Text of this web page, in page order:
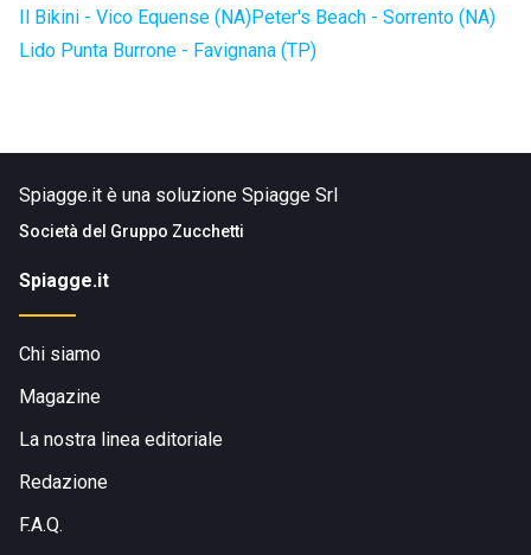
Il Bikini - Vico Equense (NA)Peter's Beach - Sorrento (NA)
Lido Punta Burrone - Favignana (TP)
Spiagge.it è una soluzione Spiagge Srl
Società del Gruppo Zucchetti
Spiagge.it
Chi siamo
Magazine
La nostra linea editoriale
Redazione
F.A.Q.